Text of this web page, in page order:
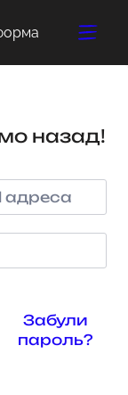
назад!
Забули
пароль?